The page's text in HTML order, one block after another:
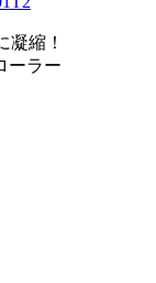
凝縮！
ーラー